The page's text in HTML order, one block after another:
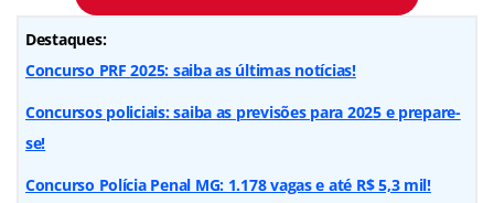
Destaques:
Concurso PRF 2025: saiba as últimas notícias!
Concursos policiais: saiba as previsões para 2025 e prepare-
se!
Concurso Polícia Penal MG: 1.178 vagas e até R$ 5,3 mil!